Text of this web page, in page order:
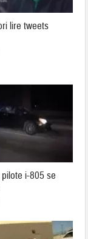
lire tweets
i-805 se